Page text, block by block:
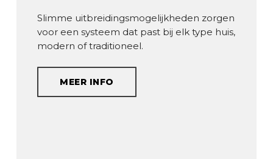
Slimme uitbreidingsmogelijkheden zorgen
voor een systeem dat past bij elk type huis,
modern of traditioneel.
MEER INFO